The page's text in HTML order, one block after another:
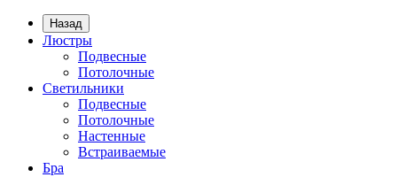
Назад
Люстры
Подвесные
Потолочные
Светильники
Подвесные
Потолочные
Настенные
Встраиваемые
Бра